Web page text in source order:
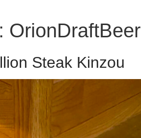
OrionDraftBeer
Steak Kinzou